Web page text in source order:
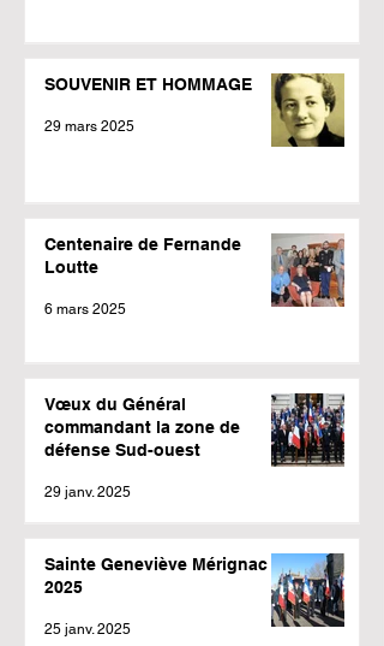
SOUVENIR ET HOMMAGE
29 mars 2025
Centenaire de Fernande
Loutte
6 mars 2025
Vœux du Général
commandant la zone de
défense Sud-ouest
29 janv. 2025
Sainte Geneviève Mérignac
2025
25 janv. 2025